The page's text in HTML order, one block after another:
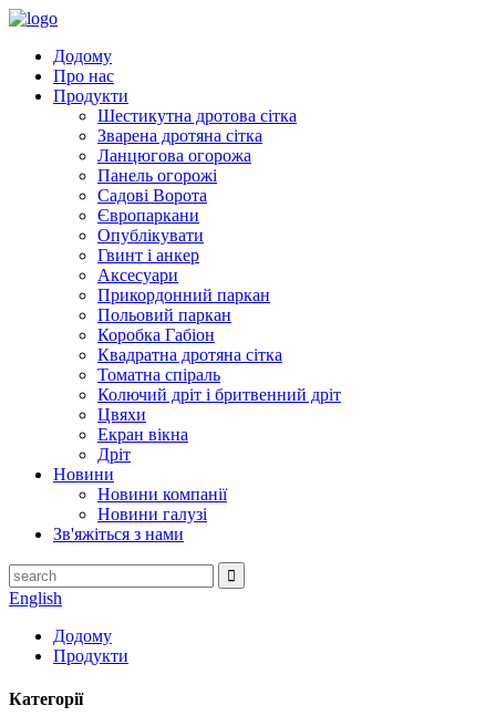
Додому
Про нас
Продукти
Шестикутна дротова сітка
Зварена дротяна сітка
Ланцюгова огорожа
Панель огорожі
Садові Ворота
Європаркани
Опублікувати
Гвинт і анкер
Аксесуари
Прикордонний паркан
Польовий паркан
Коробка Габіон
Квадратна дротяна сітка
Томатна спіраль
Колючий дріт і бритвенний дріт
Цвяхи
Екран вікна
Дріт
Новини
Новини компанії
Новини галузі
Зв'яжіться з нами
English
Додому
Продукти
Категорії